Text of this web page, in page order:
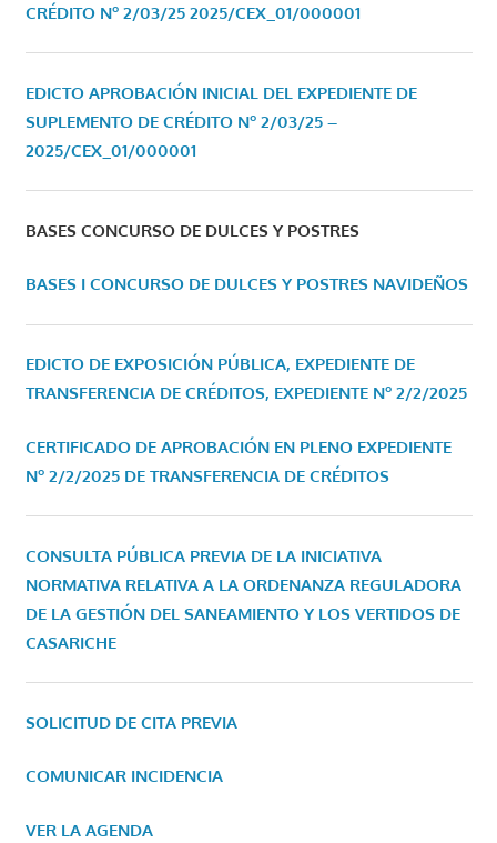
CRÉDITO Nº 2/03/25 2025/CEX_01/000001
EDICTO APROBACIÓN INICIAL DEL EXPEDIENTE DE
SUPLEMENTO DE CRÉDITO Nº 2/03/25 –
2025/CEX_01/000001
BASES CONCURSO DE DULCES Y POSTRES
BASES I CONCURSO DE DULCES Y POSTRES NAVIDEÑOS
EDICTO DE EXPOSICIÓN PÚBLICA, EXPEDIENTE DE
TRANSFERENCIA DE CRÉDITOS, EXPEDIENTE Nº 2/2/2025
CERTIFICADO DE APROBACIÓN EN PLENO EXPEDIENTE
Nº 2/2/2025 DE TRANSFERENCIA DE CRÉDITOS
CONSULTA PÚBLICA PREVIA DE LA INICIATIVA
NORMATIVA RELATIVA A LA ORDENANZA REGULADORA
DE LA GESTIÓN DEL SANEAMIENTO Y LOS VERTIDOS DE
CASARICHE
SOLICITUD DE CITA PREVIA
COMUNICAR INCIDENCIA
VER LA AGENDA